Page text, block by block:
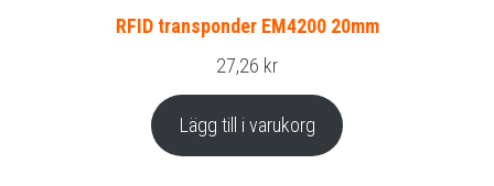
RFID transponder EM4200 20mm
27,26 kr
Lägg till i varukorg